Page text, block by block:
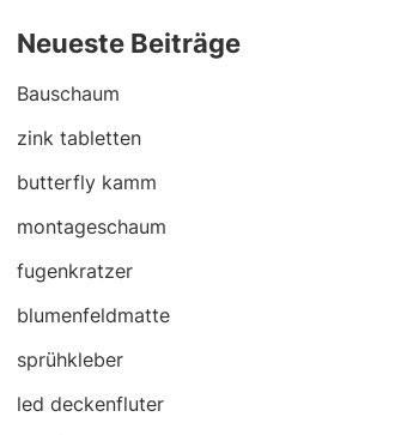
Neueste Beiträge
Bauschaum
zink tabletten
butterfly kamm
montageschaum
fugenkratzer
blumenfeldmatte
sprühkleber
led deckenfluter